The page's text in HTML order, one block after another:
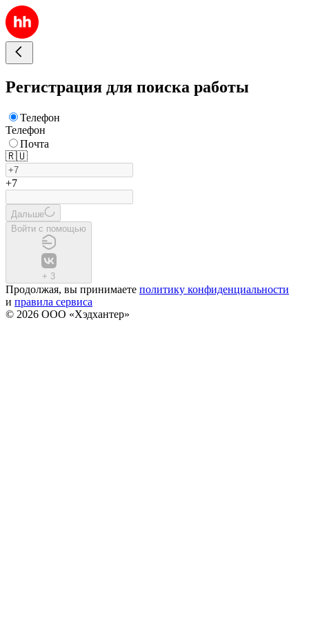
Регистрация для поиска работы
Телефон
Телефон
Почта
🇷🇺
+7
Дальше
Войти с помощью
+ 3
Продолжая, вы принимаете политику конфиденциальности
и правила сервиса
© 2026 ООО «Хэдхантер»